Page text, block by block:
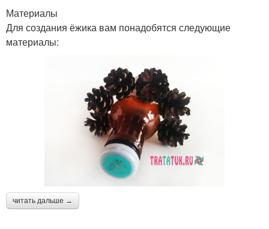
Материалы
Для создания ёжика вам понадобятся следующие
материалы:
читать дальше →